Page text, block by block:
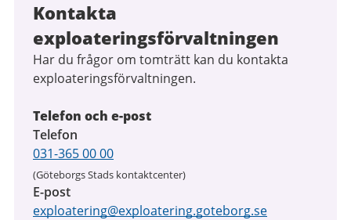
Kontakta
exploateringsförvaltningen
Har du frågor om tomträtt kan du kontakta
exploateringsförvaltningen.
Telefon och e-post
Telefon
031-365 00 00
(Göteborgs Stads kontaktcenter)
E-post
exploatering@exploatering.goteborg.se